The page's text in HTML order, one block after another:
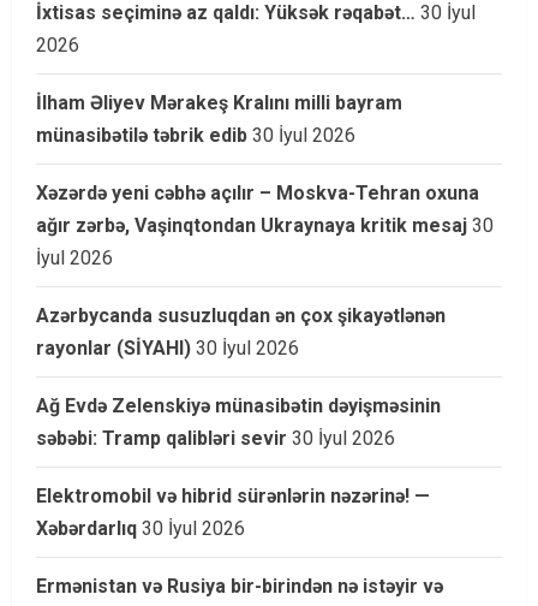
İxtisas seçiminə az qaldı: Yüksək rəqabət… 30 İyul
2026
İlham Əliyev Mərakeş Kralını milli bayram
münasibətilə təbrik edib 30 İyul 2026
Xəzərdə yeni cəbhə açılır – Moskva-Tehran oxuna
ağır zərbə, Vaşinqtondan Ukraynaya kritik mesaj 30
İyul 2026
Azərbycanda susuzluqdan ən çox şikayətlənən
rayonlar (SİYAHI) 30 İyul 2026
Ağ Evdə Zelenskiyə münasibətin dəyişməsinin
səbəbi: Tramp qalibləri sevir 30 İyul 2026
Elektromobil və hibrid sürənlərin nəzərinə! —
Xəbərdarlıq 30 İyul 2026
Ermənistan və Rusiya bir-birindən nə istəyir və